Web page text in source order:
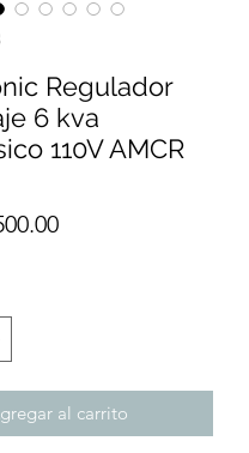
Regulador
6 kva
110V AMCR
Precio
al carrito